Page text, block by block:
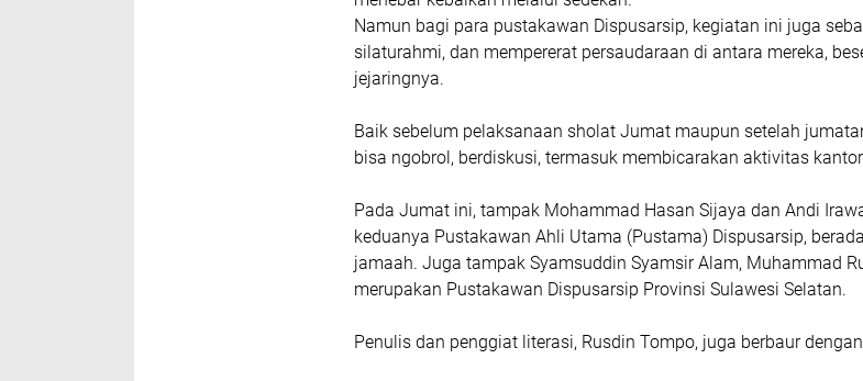
Namun bagi para pustakawan Dispusarsip, kegiatan ini juga
silaturahmi, dan mempererat persaudaraan di antara mereka,
jejaringnya.
Baik sebelum pelaksanaan sholat Jumat maupun setelah
bisa ngobrol, berdiskusi, termasuk membicarakan aktivitas
Pada Jumat ini, tampak Mohammad Hasan Sijaya dan Andi
keduanya Pustakawan Ahli Utama (Pustama) Dispusarsip,
jamaah. Juga tampak Syamsuddin Syamsir Alam, Muhammad
merupakan Pustakawan Dispusarsip Provinsi Sulawesi Selatan.
Penulis dan penggiat literasi, Rusdin Tompo, juga berbaur